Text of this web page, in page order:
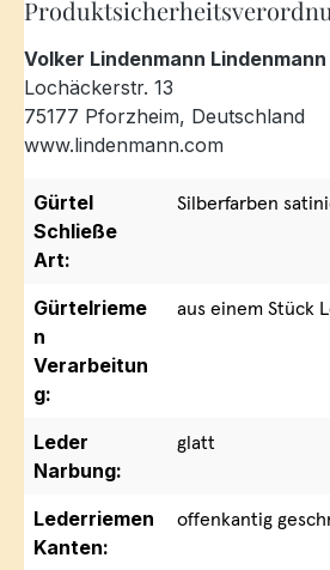
Volker Lindenmann Lindenmann
Lochäckerstr. 13
75177 Pforzheim, Deutschland
www.lindenmann.com
Gürtel
Schließe
Art:
Silberfarben
Gürtelrieme
n
Verarbeitun
g:
aus einem Stück
Leder
Narbung:
glatt
Lederriemen
Kanten:
offenkantig